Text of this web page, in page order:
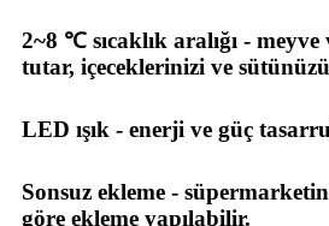
2~8 ℃ sıcaklık aralığı - meyve
tutar, içeceklerinizi ve
LED ışık - enerji ve güç
Sonsuz ekleme -
göre ekleme yapılabilir.